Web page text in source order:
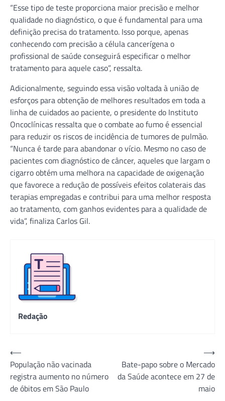
“Esse tipo de teste proporciona maior precisão e melhor
qualidade no diagnóstico, o que é fundamental para uma
definição precisa do tratamento. Isso porque, apenas
conhecendo com precisão a célula cancerígena o
profissional de saúde conseguirá especificar o melhor
tratamento para aquele caso”, ressalta.
Adicionalmente, seguindo essa visão voltada à união de
esforços para obtenção de melhores resultados em toda a
linha de cuidados ao paciente, o presidente do Instituto
Oncoclínicas ressalta que o combate ao fumo é essencial
para reduzir os riscos de incidência de tumores de pulmão.
“Nunca é tarde para abandonar o vício. Mesmo no caso de
pacientes com diagnóstico de câncer, aqueles que largam o
cigarro obtém uma melhora na capacidade de oxigenação
que favorece a redução de possíveis efeitos colaterais das
terapias empregadas e contribui para uma melhor resposta
ao tratamento, com ganhos evidentes para a qualidade de
vida”, finaliza Carlos Gil.
Redação
Navegação
de
Post
⟵
População não vacinada
registra aumento no número
de óbitos em São Paulo
Bate-papo sobre o Mercado
da Saúde acontece em 27 de
maio
⟶